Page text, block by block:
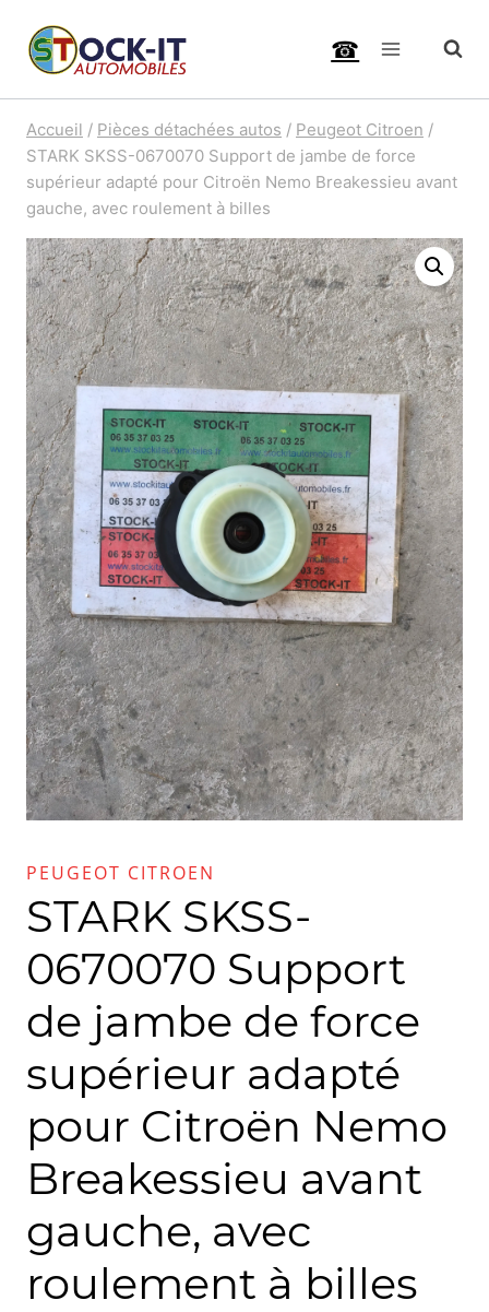
☎
Accueil / Pièces détachées autos / Peugeot Citroen /
STARK SKSS-0670070 Support de jambe de force
supérieur adapté pour Citroën Nemo Breakessieu avant
gauche, avec roulement à billes
PEUGEOT CITROEN
STARK SKSS-
0670070 Support
de jambe de force
supérieur adapté
pour Citroën Nemo
Breakessieu avant
gauche, avec
roulement à billes